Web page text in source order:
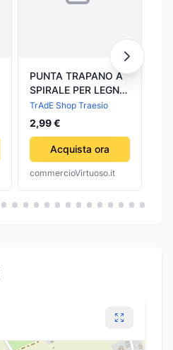
PUNTA TRAPANO A
SPIRALE PER LEGNO
16MM 91
FALEGNAME FORO
FALEGNAMERIA
TRIVELLA
TrAdE Shop Traesio
2,99 €
Acquista ora
commercioVirtuoso.it